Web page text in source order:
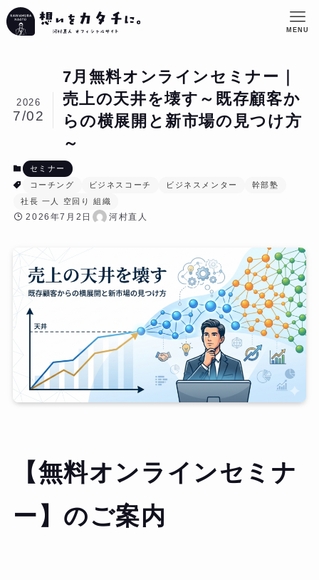
MENU
7月無料オンラインセミナー｜
売上の天井を壊す～既存顧客か
らの横展開と新市場の見つけ方
～
2026
7/02
セミナー
コーチング
ビジネスコーチ ビジネスメンター
幹部塾
社長 一人 空回り 組織
2026年7月2日 河村直人
【無料オンラインセミナ
ー】のご案内